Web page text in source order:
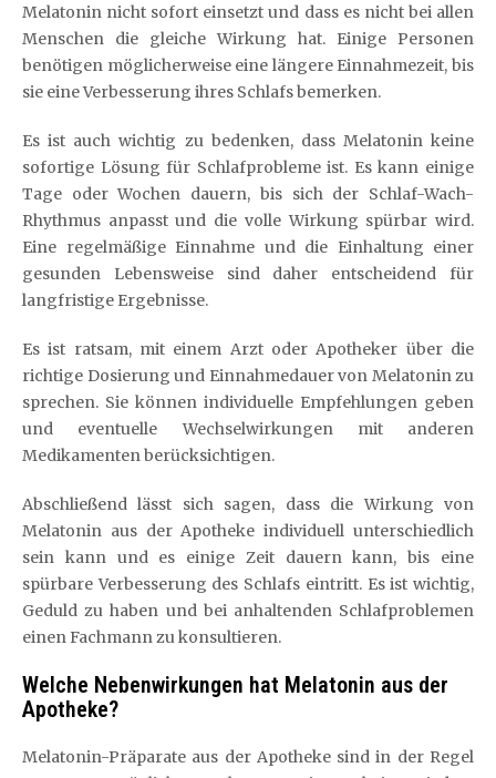
Melatonin nicht sofort einsetzt und dass es nicht bei allen
Menschen die gleiche Wirkung hat. Einige Personen
benötigen möglicherweise eine längere Einnahmezeit, bis
sie eine Verbesserung ihres Schlafs bemerken.
Es ist auch wichtig zu bedenken, dass Melatonin keine
sofortige Lösung für Schlafprobleme ist. Es kann einige
Tage oder Wochen dauern, bis sich der Schlaf-Wach-
Rhythmus anpasst und die volle Wirkung spürbar wird.
Eine regelmäßige Einnahme und die Einhaltung einer
gesunden Lebensweise sind daher entscheidend für
langfristige Ergebnisse.
Es ist ratsam, mit einem Arzt oder Apotheker über die
richtige Dosierung und Einnahmedauer von Melatonin zu
sprechen. Sie können individuelle Empfehlungen geben
und eventuelle Wechselwirkungen mit anderen
Medikamenten berücksichtigen.
Abschließend lässt sich sagen, dass die Wirkung von
Melatonin aus der Apotheke individuell unterschiedlich
sein kann und es einige Zeit dauern kann, bis eine
spürbare Verbesserung des Schlafs eintritt. Es ist wichtig,
Geduld zu haben und bei anhaltenden Schlafproblemen
einen Fachmann zu konsultieren.
Welche Nebenwirkungen hat Melatonin aus der
Apotheke?
Melatonin-Präparate aus der Apotheke sind in der Regel